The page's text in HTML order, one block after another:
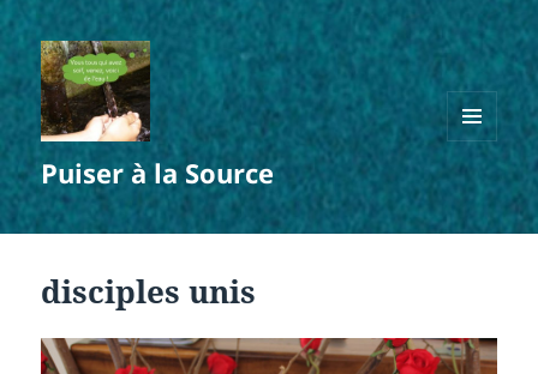
Puiser à la Source
MENU
ET
WIDGETS
disciples unis